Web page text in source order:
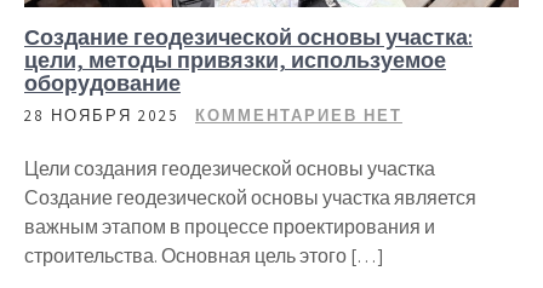
Создание геодезической основы участка:
цели, методы привязки, используемое
оборудование
28 НОЯБРЯ 2025 КОММЕНТАРИЕВ НЕТ
Цели создания геодезической основы участка
Создание геодезической основы участка является
важным этапом в процессе проектирования и
строительства. Основная цель этого […]